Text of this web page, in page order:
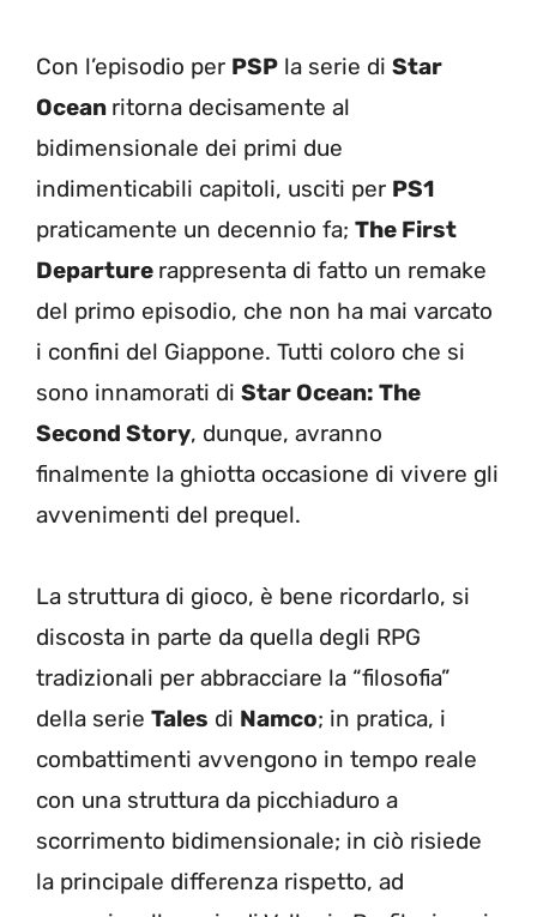
Con l’episodio per PSP la serie di Star
Ocean ritorna decisamente al
bidimensionale dei primi due
indimenticabili capitoli, usciti per PS1
praticamente un decennio fa; The First
Departure rappresenta di fatto un remake
del primo episodio, che non ha mai varcato
i confini del Giappone. Tutti coloro che si
sono innamorati di Star Ocean: The
Second Story, dunque, avranno
finalmente la ghiotta occasione di vivere gli
avvenimenti del prequel.
La struttura di gioco, è bene ricordarlo, si
discosta in parte da quella degli RPG
tradizionali per abbracciare la “filosofia”
della serie Tales di Namco; in pratica, i
combattimenti avvengono in tempo reale
con una struttura da picchiaduro a
scorrimento bidimensionale; in ciò risiede
la principale differenza rispetto, ad